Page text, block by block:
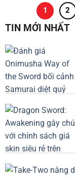
1 2
TIN MỚI NHẤT